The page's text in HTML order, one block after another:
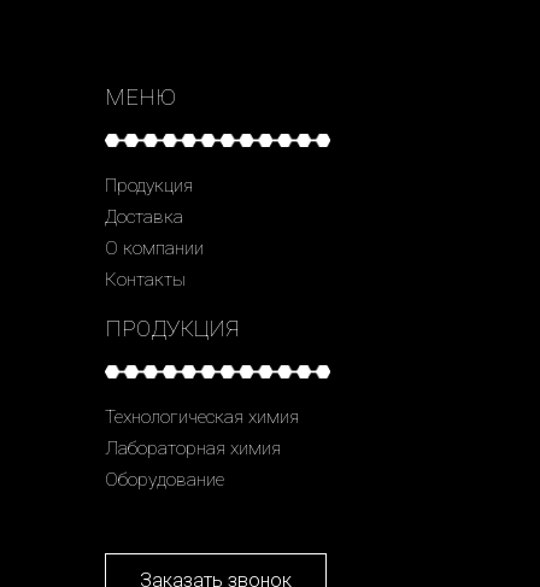
МЕНЮ
Продукция
Доставка
О компании
Контакты
ПРОДУКЦИЯ
Технологическая химия
Лабораторная химия
Оборудование
Заказать звонок